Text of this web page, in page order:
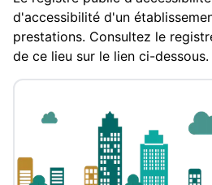
d'accessibilité d'un
prestations. Consultez le
de ce lieu sur le lien ci-dessous.